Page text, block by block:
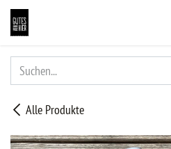
ZUM INHALT SPRINGEN
Alle Produkte